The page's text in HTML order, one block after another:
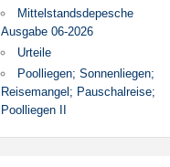
Mittelstandsdepesche
Ausgabe 06-2026
Urteile
Poolliegen; Sonnenliegen;
Reisemangel; Pauschalreise;
Poolliegen II